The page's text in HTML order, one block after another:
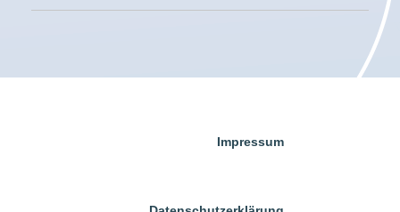
Impressum